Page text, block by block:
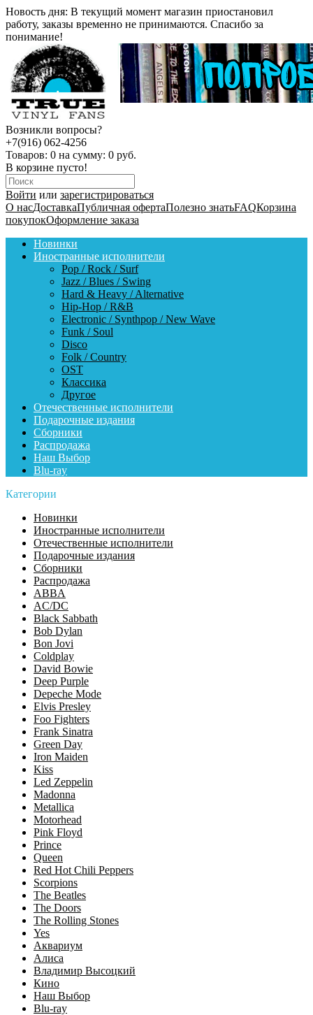
Новость дня: В текущий момент магазин приостановил
работу, заказы временно не принимаются. Спасибо за
понимание!
Возникли вопросы?
+7(916) 062-4256
Товаров: 0 на сумму: 0 руб.
В корзине пусто!
Войти или зарегистрироваться
О насДоставкаПубличная офертаПолезно знатьFAQКорзина
покупокОформление заказа
Новинки
Иностранные исполнители
Pop / Rock / Surf
Jazz / Blues / Swing
Hard & Heavy / Alternative
Hip-Hop / R&B
Electronic / Synthpop / New Wave
Funk / Soul
Disco
Folk / Country
OST
Классика
Другое
Отечественные исполнители
Подарочные издания
Сборники
Распродажа
Наш Выбор
Blu-ray
Категории
Новинки
Иностранные исполнители
Отечественные исполнители
Подарочные издания
Сборники
Распродажа
ABBA
AC/DC
Black Sabbath
Bob Dylan
Bon Jovi
Coldplay
David Bowie
Deep Purple
Depeche Mode
Elvis Presley
Foo Fighters
Frank Sinatra
Green Day
Iron Maiden
Kiss
Led Zeppelin
Madonna
Metallica
Motorhead
Pink Floyd
Prince
Queen
Red Hot Chili Peppers
Scorpions
The Beatles
The Doors
The Rolling Stones
Yes
Аквариум
Алиса
Владимир Высоцкий
Кино
Наш Выбор
Blu-ray